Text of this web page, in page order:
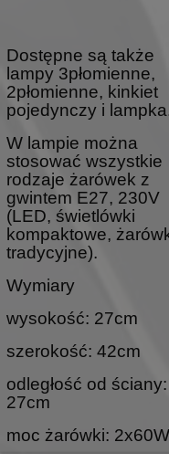
Dostępne są także
lampy 3płomienne,
2płomienne, kinkiet
pojedynczy i
W lampie można
stosować wszystkie
rodzaje żarówek z
gwintem E27, 230V
(LED, świetlówki
kompaktowe,
tradycyjne).
Wymiary
wysokość: 27cm
szerokość: 42cm
odległość od ściany:
27cm
moc żarówki: 2x60W